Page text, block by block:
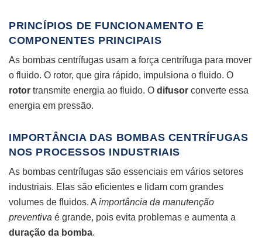
PRINCÍPIOS DE FUNCIONAMENTO E
COMPONENTES PRINCIPAIS
As bombas centrífugas usam a força centrífuga para mover
o fluido. O rotor, que gira rápido, impulsiona o fluido. O
rotor transmite energia ao fluido. O difusor converte essa
energia em pressão.
IMPORTÂNCIA DAS BOMBAS CENTRÍFUGAS
NOS PROCESSOS INDUSTRIAIS
As bombas centrífugas são essenciais em vários setores
industriais. Elas são eficientes e lidam com grandes
volumes de fluidos. A importância da manutenção
preventiva é grande, pois evita problemas e aumenta a
duração da bomba.